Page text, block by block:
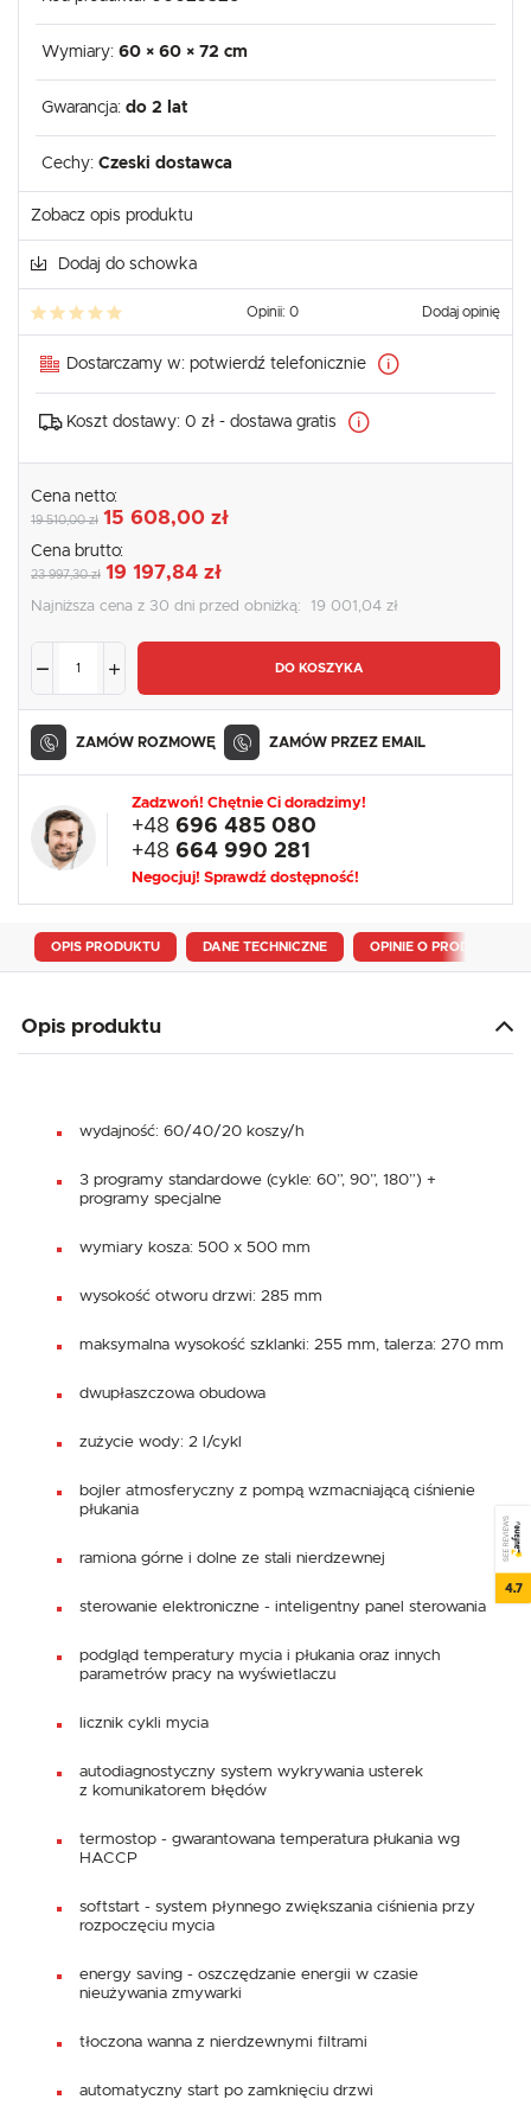
Wymiary: 60 × 60 × 72 cm
Gwarancja: do 2 lat
Cechy: Czeski dostawca
Zobacz opis produktu
Dodaj do schowka
Opinii: 0 Dodaj opinię
Dostarczamy w: potwierdź telefonicznie
Koszt dostawy: 0 zł - dostawa gratis
Cena netto:
19 510,00 zł 15 608,00 zł
Cena brutto:
23 997,30 zł 19 197,84 zł
Najniższa cena z 30 dni przed obniżką: 19 001,04 zł
DO KOSZYKA
ZAMÓW ROZMOWĘ ZAMÓW PRZEZ EMAIL
Zadzwoń! Chętnie Ci doradzimy!
+48 696 485 080
+48 664 990 281
Negocjuj! Sprawdź dostępność!
OPIS PRODUKTU DANE TECHNICZNE OPINIE O PRODUKCIE
Opis produktu
wydajność: 60/40/20 koszy/h
3 programy standardowe (cykle: 60”, 90”, 180”) +
programy specjalne
wymiary kosza: 500 x 500 mm
wysokość otworu drzwi: 285 mm
maksymalna wysokość szklanki: 255 mm, talerza: 270 mm
dwupłaszczowa obudowa
zużycie wody: 2 l/cykl
bojler atmosferyczny z pompą wzmacniającą ciśnienie
płukania
ramiona górne i dolne ze stali nierdzewnej
sterowanie elektroniczne - inteligentny panel sterowania
podgląd temperatury mycia i płukania oraz innych
parametrów pracy na wyświetlaczu
licznik cykli mycia
autodiagnostyczny system wykrywania usterek
z komunikatorem błędów
termostop - gwarantowana temperatura płukania wg
HACCP
softstart - system płynnego zwiększania ciśnienia przy
rozpoczęciu mycia
energy saving - oszczędzanie energii w czasie
nieużywania zmywarki
tłoczona wanna z nierdzewnymi filtrami
automatyczny start po zamknięciu drzwi
SEE REVIEWS
4.7